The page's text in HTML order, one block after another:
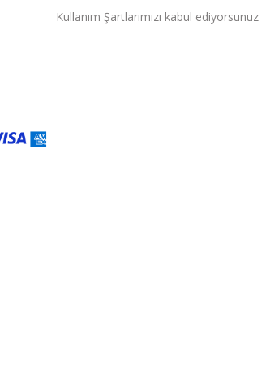
Kullanım Şartlarımızı kabul ediyorsunuz